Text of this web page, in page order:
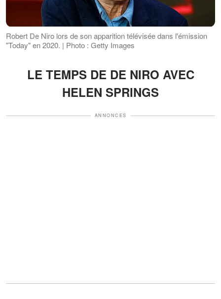
Robert De Niro lors de son apparition télévisée dans l'émission
"Today" en 2020. | Photo : Getty Images
LE TEMPS DE DE NIRO AVEC
HELEN SPRINGS
ANNONCES